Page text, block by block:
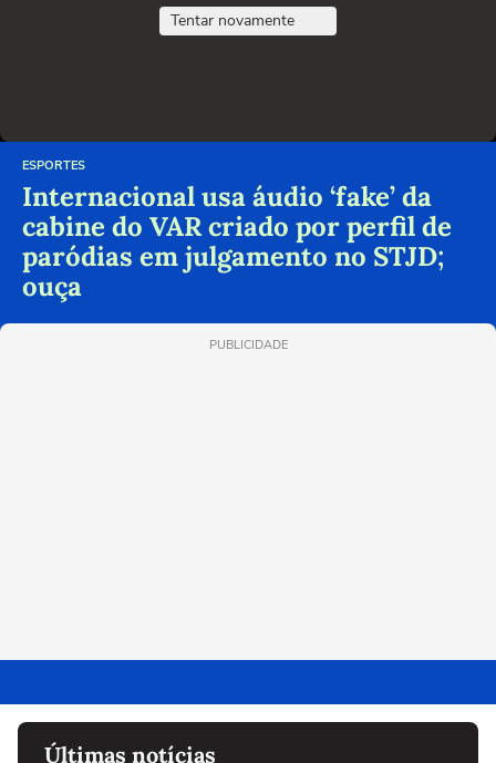
Tentar novamente
ESPORTES
Internacional usa áudio ‘fake’ da
cabine do VAR criado por perfil de
paródias em julgamento no STJD;
ouça
PUBLICIDADE
Últimas notícias